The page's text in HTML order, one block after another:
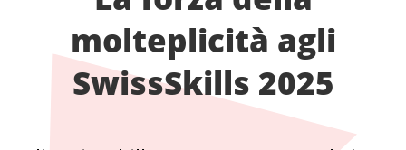
molteplicità agli
SwissSkills 2025